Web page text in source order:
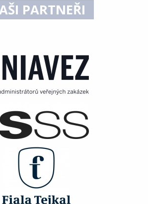
PARTNEŘI